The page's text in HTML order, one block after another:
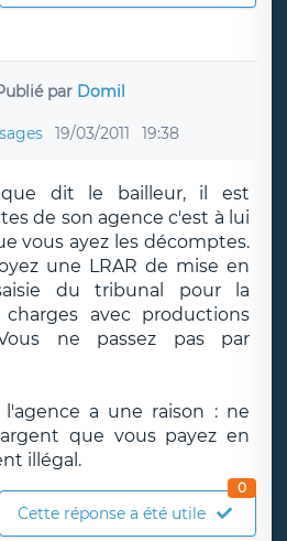
par Domil
19/03/2011 19:38
dit le bailleur, il est
de son agence c'est à lui
vous ayez les décomptes.
une LRAR de mise en
du tribunal pour la
avec productions
ne passez pas par
a une raison : ne
que vous payez en
illégal.
Cette réponse a été utile
0